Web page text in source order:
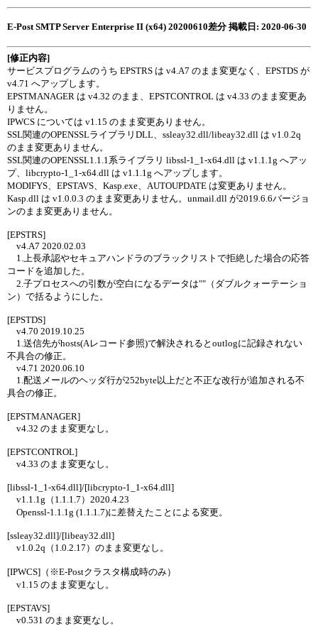
E-Post SMTP Server Enterprise II (x64) 20200610差分 掲載日: 2020-06-30
[修正内容]
サービスプログラムのうち EPSTRS は v4.A7 のまま変更なく、EPSTDS が
v4.71 へアップします。
EPSTMANAGER は v4.32 のまま、EPSTCONTROL は v4.33 のまま変更あ
りません。
IPWCS については v1.15 のまま変更ありません。
SSL関連のOPENSSLライブラリDLL、ssleay32.dll/libeay32.dll は v1.0.2q
のまま変更ありません。
SSL関連のOPENSSL1.1.1系ライブラリ libssl-1_1-x64.dll は v1.1.1g へアッ
プ、libcrypto-1_1-x64.dll は v1.1.1g へアップします。
MODIFYS、EPSTAVS、Kasp.exe、AUTOUPDATE は変更ありません。
Kasp.dll は v1.0.0.3 のまま変更ありません。unmail.dll が2019.6.6バージョ
ンのまま変更ありません。
[EPSTRS]
v4.A7 2020.02.03
1.上長承認やセキュアハンドラのブラックリストで拒絶した場合の応答
コードを追加した。
2.子プロセスへの引数が空白になるデータは""（ダブルクォーテーショ
ン）で括るようにした。
[EPSTDS]
v4.70 2019.10.25
1.送信先がhosts(Aレコード参照)で解決されるとoutlogに記録されない
不具合の修正。
v4.71 2020.06.10
1.配送メールのヘッダ行が252byte以上だと不正な改行が追加される不
具合の修正。
[EPSTMANAGER]
v4.32 のまま変更なし。
[EPSTCONTROL]
v4.33 のまま変更なし。
[libssl-1_1-x64.dll]/[libcrypto-1_1-x64.dll]
v1.1.1g（1.1.1.7）2020.4.23
Openssl-1.1.1g (1.1.1.7)に差替えたことによる変更。
[ssleay32.dll]/[libeay32.dll]
v1.0.2q（1.0.2.17）のまま変更なし。
[IPWCS]（※E-Postクラスタ構成時のみ）
v1.15 のまま変更なし。
[EPSTAVS]
v0.531 のまま変更なし。